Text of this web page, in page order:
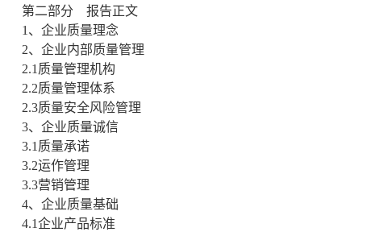
第二部分
报告正文
1 、企业质量理念
2、企业内部质量管理
2.1 质量管理机构
2.2质量管理体系
2.3质量安全风险管理
3、企业质量诚信
3.1 质量承诺
3.2运作管理
3.3营销管理
4、企业质量基础
4.1企业产品标准